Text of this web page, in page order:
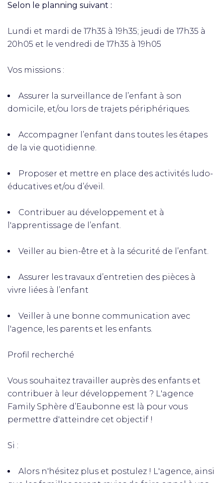
Selon le planning suivant :
Lundi et mardi de 17h35 à 19h35; jeudi de 17h35 à
20h05 et le vendredi de 17h35 à 19h05
Vos missions :
Assurer la surveillance de l’enfant à son
domicile, et/ou lors de trajets périphériques.
Accompagner l’enfant dans toutes les étapes
de la vie quotidienne.
Proposer et mettre en place des activités ludo-
éducatives et/ou d’éveil.
Contribuer au développement et à
l'apprentissage de l’enfant.
Veiller au bien-être et à la sécurité de l’enfant.
Assurer les travaux d’entretien des pièces à
vivre liées à l’enfant
Veiller à une bonne communication avec
l'agence, les parents et les enfants.
Profil recherché
Vous souhaitez travailler auprès des enfants et
contribuer à leur développement ? L'agence
Family Sphère d’Eaubonne est là pour vous
permettre d'atteindre cet objectif !
Si :
Alors n'hésitez plus et postulez ! L'agence, ainsi